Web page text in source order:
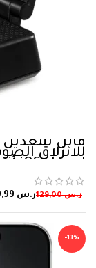
قابل
للانزلاق
لجدول iOS أندرويد المنزل
ر.س129,00 ر.س
-13%